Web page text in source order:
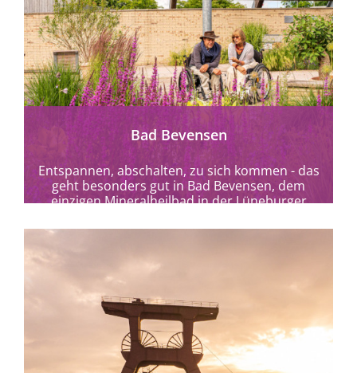
mehr erfahren
Bad Bevensen
Entspannen, abschalten, zu sich kommen - das
geht besonders gut in Bad Bevensen, dem
einzigen Mineralheilbad in der Lüneburger